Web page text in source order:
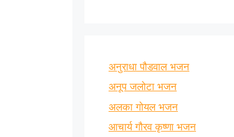
अनुराधा पौडवाल भजन
अनूप जलोटा भजन
अलका गोयल भजन
आचार्य गौरव कृष्णा भजन